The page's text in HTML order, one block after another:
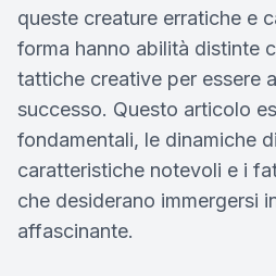
queste creature erratiche e
forma hanno abilità distinte
tattiche creative per essere
successo. Questo articolo
fondamentali, le dinamiche
caratteristiche notevoli e i
che desiderano immergersi
affascinante.